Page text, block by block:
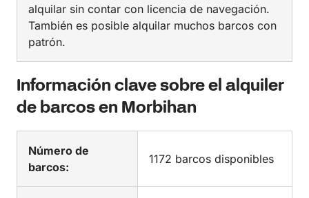
alquilar sin contar con licencia de navegación.
También es posible alquilar muchos barcos con
patrón.
Información clave sobre el alquiler
de barcos en Morbihan
Número de
barcos:
1172 barcos disponibles